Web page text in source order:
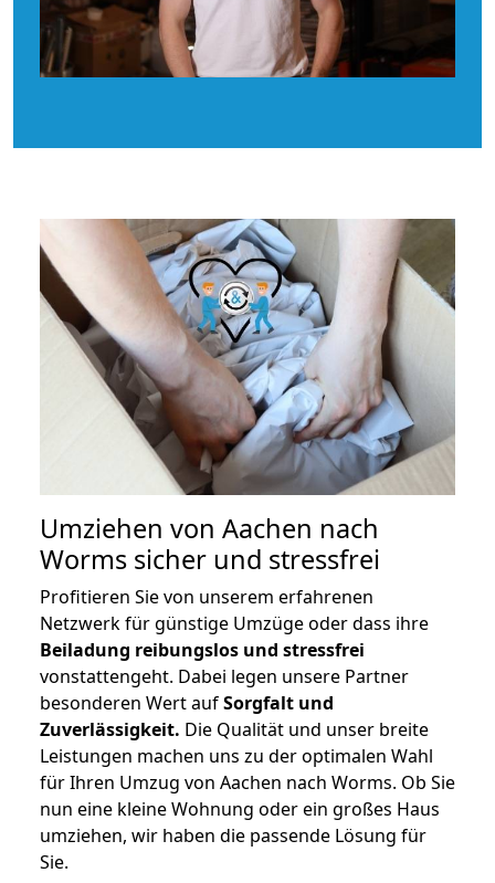
Umziehen von Aachen nach
Worms sicher und stressfrei
Profitieren Sie von unserem erfahrenen
Netzwerk für günstige Umzüge oder dass ihre
Beiladung reibungslos und stressfrei
vonstattengeht. Dabei legen unsere Partner
besonderen Wert aufSorgfalt und
Zuverlässigkeit. Die Qualität und unser breite
Leistungen machen uns zu der optimalen Wahl
für Ihren Umzug von Aachen nach Worms. Ob Sie
nun eine kleine Wohnung oder ein großes Haus
umziehen, wir haben die passende Lösung für
Sie.